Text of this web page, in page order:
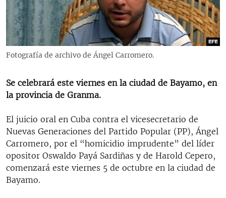
RADIO MARTÍ
ESPECIALES
ESPECIALES
SER VIEJO EN CUBA
KENTU-CUBANO
LOS SANTOS DE HIALEAH
DESINFORMACIÓN RUSA EN AMÉRICA LATINA
LA INVASIÓN DE RUSIA A UCRANIA
MULTIMEDIA
SÍGUENOS
Fotografía de archivo de Ángel Carromero.
Se celebrará este viernes en la ciudad de Bayamo, en
la provincia de Granma.
El juicio oral en Cuba contra el vicesecretario de
Nuevas Generaciones del Partido Popular (PP), Ángel
Carromero, por el “homicidio imprudente” del líder
opositor Oswaldo Payá Sardiñas y de Harold Cepero,
comenzará este viernes 5 de octubre en la ciudad de
Bayamo.